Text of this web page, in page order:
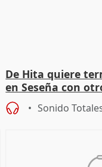
De Hita quiere
en Seseña con
Sonido